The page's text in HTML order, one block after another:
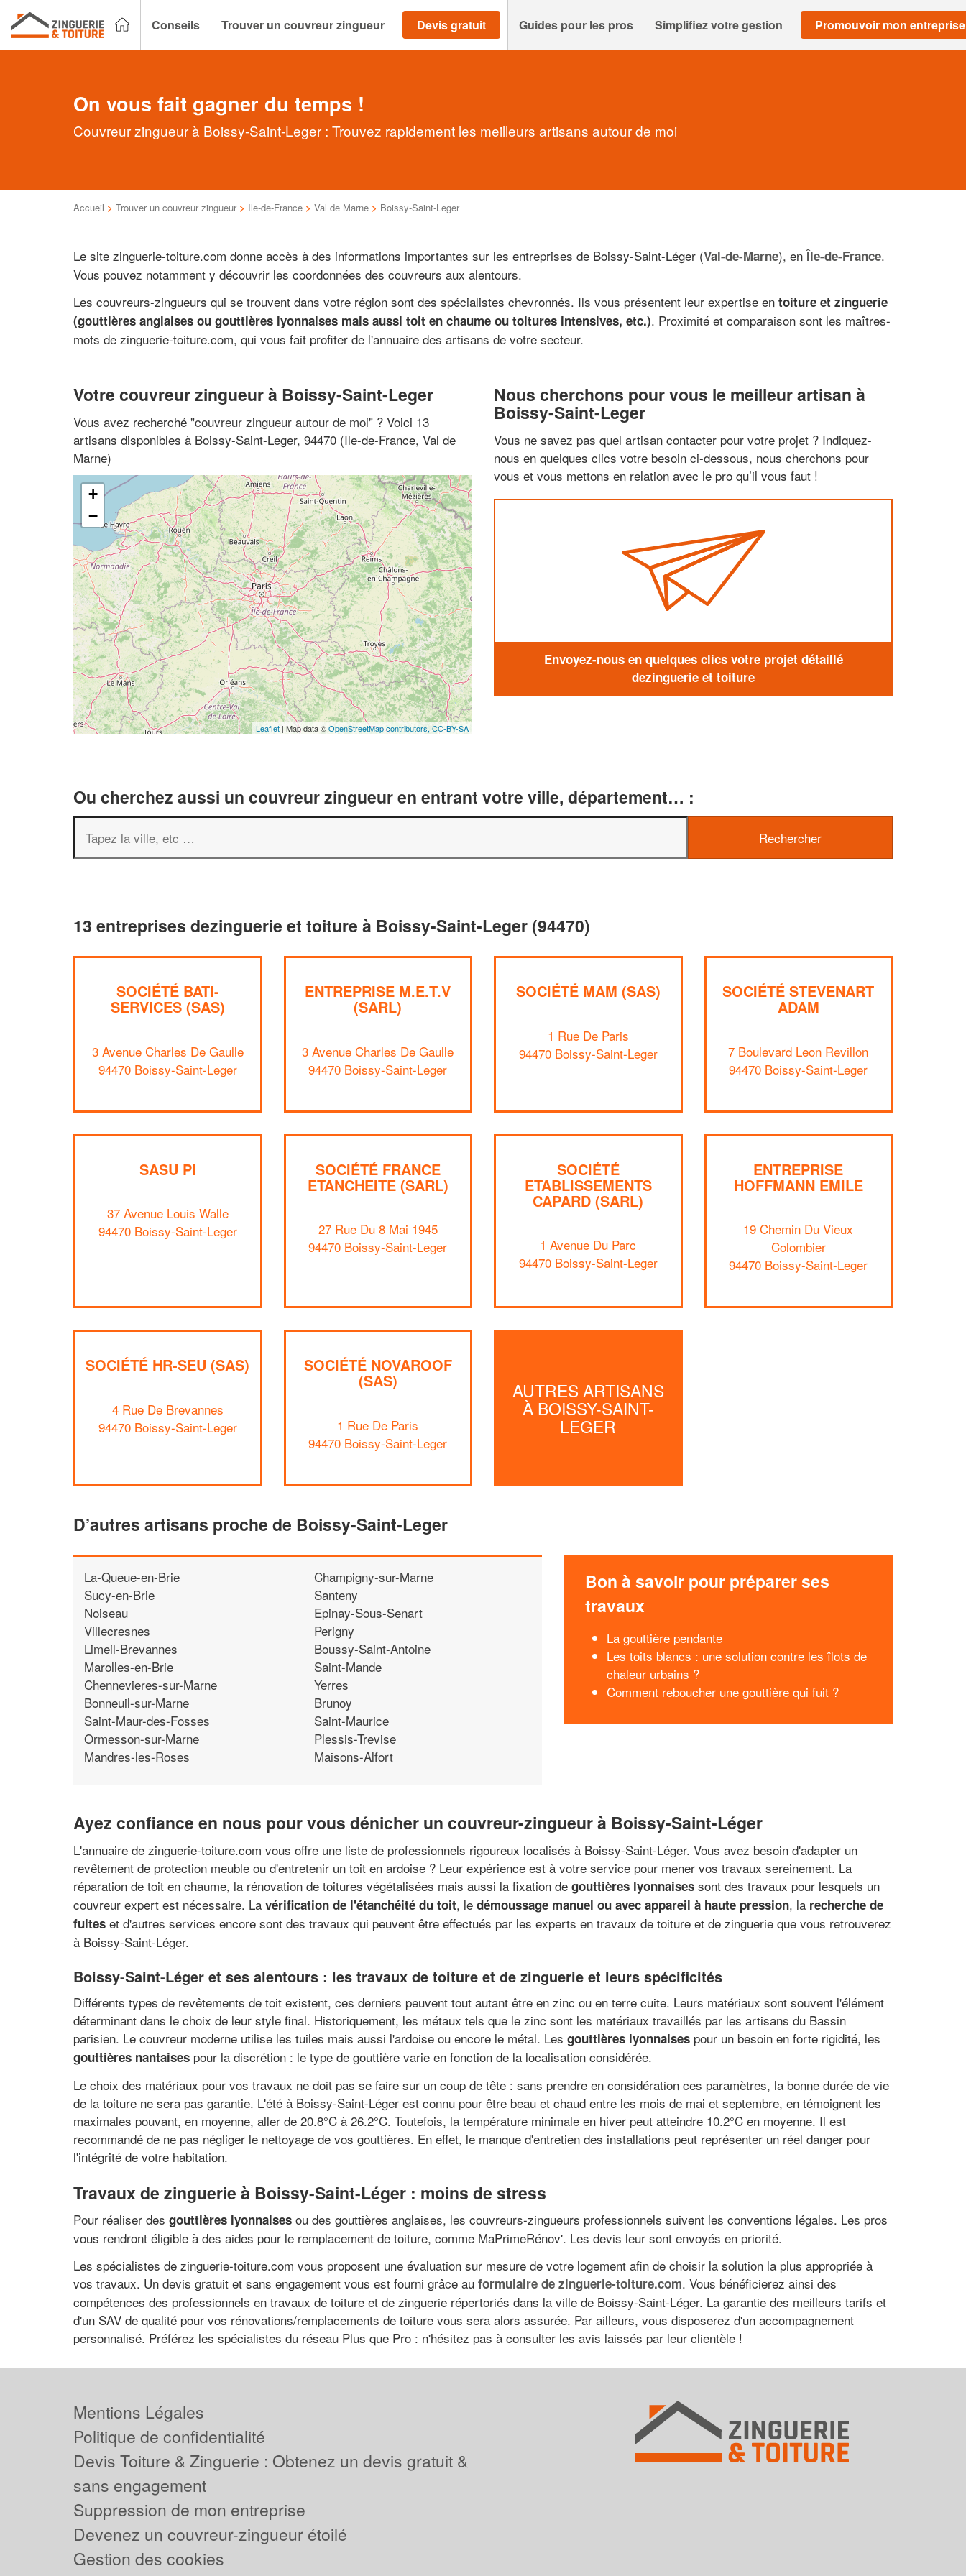
Conseils Trouver un couvreur zingueur Devis gratuit Guides pour les pros Simplifiez votre gestion Promouvoir mon entreprise
On vous fait gagner du temps !
Couvreur zingueur à Boissy-Saint-Leger : Trouvez rapidement les meilleurs artisans autour de moi
Accueil > Trouver un couvreur zingueur > Ile-de-France > Val de Marne > Boissy-Saint-Leger
Le site zinguerie-toiture.com donne accès à des informations importantes sur les entreprises de Boissy-Saint-Léger (Val-de-Marne), enÎle-de-France.
Vous pouvez notamment y découvrir les coordonnées des couvreurs aux alentours.
Les couvreurs-zingueurs qui se trouvent dans votre région sont des spécialistes chevronnés. Ils vous présentent leur expertise en toiture et zinguerie
(gouttières anglaises ou gouttières lyonnaises mais aussi toit en chaume ou toitures intensives, etc.). Proximité et comparaison sont les maîtres-
mots de zinguerie-toiture.com, qui vous fait profiter de l'annuaire des artisans de votre secteur.
Votre couvreur zingueur à Boissy-Saint-Leger
Vous avez recherché "couvreur zingueur autour de moi" ? Voici 13
artisans disponibles à Boissy-Saint-Leger, 94470 (Ile-de-France, Val de
Marne)
+
−
Leaflet | Map data ©OpenStreetMap contributors, CC-BY-SA
Nous cherchons pour vous le meilleur artisan à
Boissy-Saint-Leger
Vous ne savez pas quel artisan contacter pour votre projet ? Indiquez-
nous en quelques clics votre besoin ci-dessous, nous cherchons pour
vous et vous mettons en relation avec le pro qu’il vous faut !
Envoyez-nous en quelques clics votre projet détaillé
dezinguerie et toiture
Ou cherchez aussi un couvreur zingueur en entrant votre ville, département… :
13 entreprises dezinguerie et toiture à Boissy-Saint-Leger (94470)
SOCIÉTÉ BATI-
SERVICES (SAS)
3 Avenue Charles De Gaulle
94470 Boissy-Saint-Leger
ENTREPRISE M.E.T.V
(SARL)
3 Avenue Charles De Gaulle
94470 Boissy-Saint-Leger
SOCIÉTÉ MAM (SAS)
1 Rue De Paris
94470 Boissy-Saint-Leger
SOCIÉTÉ STEVENART
ADAM
7 Boulevard Leon Revillon
94470 Boissy-Saint-Leger
SASU PI
37 Avenue Louis Walle
94470 Boissy-Saint-Leger
SOCIÉTÉ FRANCE
ETANCHEITE (SARL)
27 Rue Du 8 Mai 1945
94470 Boissy-Saint-Leger
SOCIÉTÉ
ETABLISSEMENTS
CAPARD (SARL)
1 Avenue Du Parc
94470 Boissy-Saint-Leger
ENTREPRISE
HOFFMANN EMILE
19 Chemin Du Vieux
Colombier
94470 Boissy-Saint-Leger
SOCIÉTÉ HR-SEU (SAS)
4 Rue De Brevannes
94470 Boissy-Saint-Leger
SOCIÉTÉ NOVAROOF
(SAS)
1 Rue De Paris
94470 Boissy-Saint-Leger
AUTRES ARTISANS
À BOISSY-SAINT-
LEGER
D’autres artisans proche de Boissy-Saint-Leger
La-Queue-en-Brie
Sucy-en-Brie
Noiseau
Villecresnes
Limeil-Brevannes
Marolles-en-Brie
Chennevieres-sur-Marne
Bonneuil-sur-Marne
Saint-Maur-des-Fosses
Ormesson-sur-Marne
Mandres-les-Roses
Champigny-sur-Marne
Santeny
Epinay-Sous-Senart
Perigny
Boussy-Saint-Antoine
Saint-Mande
Yerres
Brunoy
Saint-Maurice
Plessis-Trevise
Maisons-Alfort
Bon à savoir pour préparer ses
travaux
La gouttière pendante
Les toits blancs : une solution contre les îlots de
chaleur urbains ?
Comment reboucher une gouttière qui fuit ?
Ayez confiance en nous pour vous dénicher un couvreur-zingueur à Boissy-Saint-Léger
L'annuaire de zinguerie-toiture.com vous offre une liste de professionnels rigoureux localisés à Boissy-Saint-Léger. Vous avez besoin d'adapter un
revêtement de protection meuble ou d'entretenir un toit en ardoise ? Leur expérience est à votre service pour mener vos travaux sereinement. La
réparation de toit en chaume, la rénovation de toitures végétalisées mais aussi la fixation de gouttières lyonnaises sont des travaux pour lesquels un
couvreur expert est nécessaire. La vérification de l'étanchéité du toit, le démoussage manuel ou avec appareil à haute pression, la recherche de
fuites et d'autres services encore sont des travaux qui peuvent être effectués par les experts en travaux de toiture et de zinguerie que vous retrouverez
à Boissy-Saint-Léger.
Boissy-Saint-Léger et ses alentours : les travaux de toiture et de zinguerie et leurs spécificités
Différents types de revêtements de toit existent, ces derniers peuvent tout autant être en zinc ou en terre cuite. Leurs matériaux sont souvent l'élément
déterminant dans le choix de leur style final. Historiquement, les métaux tels que le zinc sont les matériaux travaillés par les artisans du Bassin
parisien. Le couvreur moderne utilise les tuiles mais aussi l'ardoise ou encore le métal. Les gouttières lyonnaises pour un besoin en forte rigidité, les
gouttières nantaises pour la discrétion : le type de gouttière varie en fonction de la localisation considérée.
Le choix des matériaux pour vos travaux ne doit pas se faire sur un coup de tête : sans prendre en considération ces paramètres, la bonne durée de vie
de la toiture ne sera pas garantie. L'été à Boissy-Saint-Léger est connu pour être beau et chaud entre les mois de mai et septembre, en témoignent les
maximales pouvant, en moyenne, aller de 20.8°C à 26.2°C. Toutefois, la température minimale en hiver peut atteindre 10.2°C en moyenne. Il est
recommandé de ne pas négliger le nettoyage de vos gouttières. En effet, le manque d'entretien des installations peut représenter un réel danger pour
l'intégrité de votre habitation.
Travaux de zinguerie à Boissy-Saint-Léger : moins de stress
Pour réaliser des gouttières lyonnaises ou des gouttières anglaises, les couvreurs-zingueurs professionnels suivent les conventions légales. Les pros
vous rendront éligible à des aides pour le remplacement de toiture, comme MaPrimeRénov'. Les devis leur sont envoyés en priorité.
Les spécialistes de zinguerie-toiture.com vous proposent une évaluation sur mesure de votre logement afin de choisir la solution la plus appropriée à
vos travaux. Un devis gratuit et sans engagement vous est fourni grâce au formulaire de zinguerie-toiture.com. Vous bénéficierez ainsi des
compétences des professionnels en travaux de toiture et de zinguerie répertoriés dans la ville de Boissy-Saint-Léger. La garantie des meilleurs tarifs et
d'un SAV de qualité pour vos rénovations/remplacements de toiture vous sera alors assurée. Par ailleurs, vous disposerez d'un accompagnement
personnalisé. Préférez les spécialistes du réseau Plus que Pro : n'hésitez pas à consulter les avis laissés par leur clientèle !
Vous êtes un
professionnel ?
Mentions Légales
Politique de confidentialité
Devis Toiture & Zinguerie : Obtenez un devis gratuit &
sans engagement
Suppression de mon entreprise
Devenez un couvreur-zingueur étoilé
Gestion des cookies